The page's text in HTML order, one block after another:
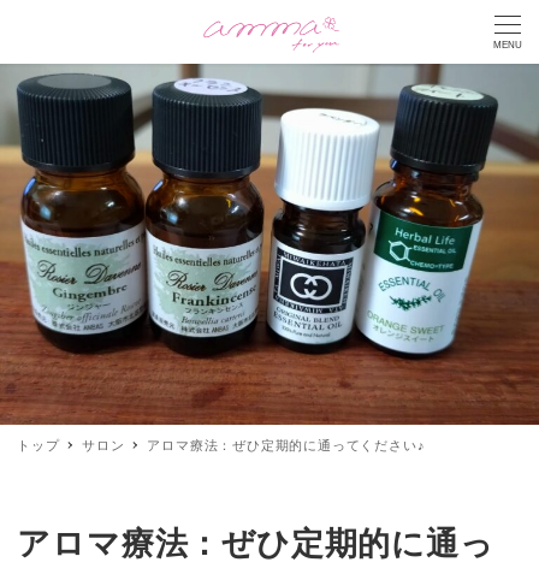
MENU
トップ サロン アロマ療法：ぜひ定期的に通ってください♪
アロマ療法：ぜひ定期的に通っ